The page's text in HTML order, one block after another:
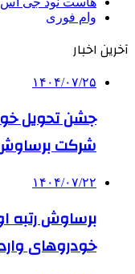
وام فوری
آخرین اخبار
۱۴۰۴/۰۷/۲۵
جشن تحویل
شرکت برساوش
۱۴۰۴/۰۷/۲۲
برساوش رتبه
خودروهای